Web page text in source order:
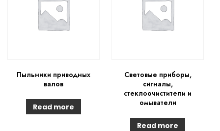
Пыльники приводных
валов
Read more
Световые приборы,
сигналы,
стеклоочистители и
омыватели
Read more